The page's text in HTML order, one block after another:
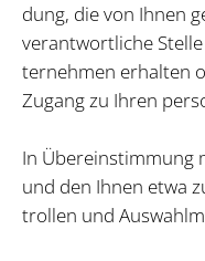
dung, die von Ih­nen
ver­ant­wort­li­che
ter­neh­men er­hal­ten
Zu­gang zu Ih­ren
In Übe­rein­stim­mung
und den Ih­nen etwa
trol­len und